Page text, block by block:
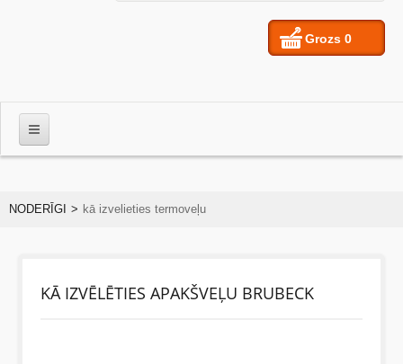
Grozs 0
NODERĪGI > kā izvelieties termoveļu
KĀ IZVĒLĒTIES APAKŠVEĻU BRUBECK